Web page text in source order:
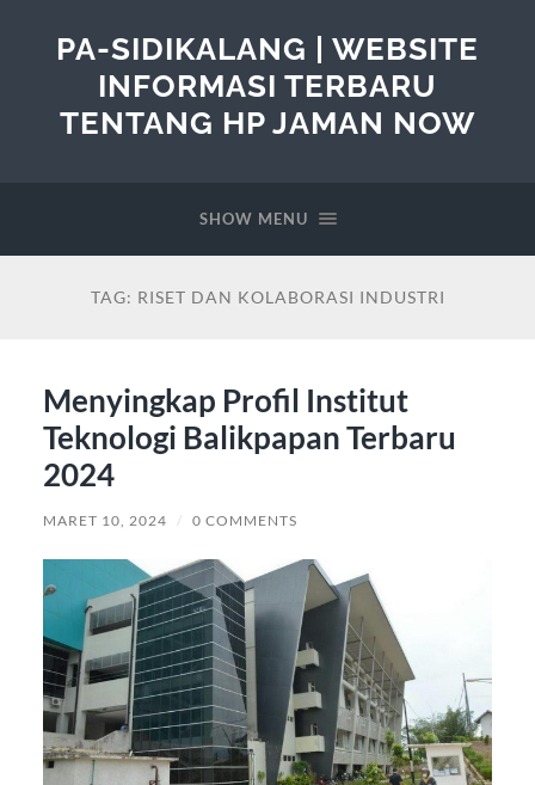
PA-SIDIKALANG | WEBSITE
INFORMASI TERBARU
TENTANG HP JAMAN NOW
SHOW MENU
TAG: RISET DAN KOLABORASI INDUSTRI
Menyingkap Profil Institut
Teknologi Balikpapan Terbaru
2024
MARET 10, 2024 / 0 COMMENTS